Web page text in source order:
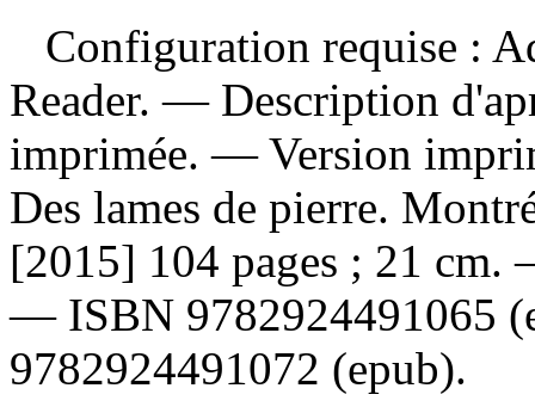
Configuration requise :
Reader. — Description
imprimée. —Version
Des lames de pierre.
[2015] 104 pages ; 21
— ISBN 9782924491065
9782924491072 (epub).